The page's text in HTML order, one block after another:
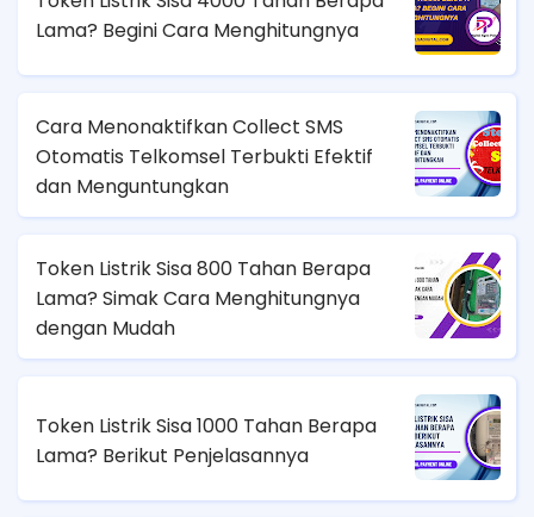
Lama? Begini Cara Menghitungnya
Cara Menonaktifkan Collect SMS
Otomatis Telkomsel Terbukti Efektif
dan Menguntungkan
Token Listrik Sisa 800 Tahan Berapa
Lama? Simak Cara Menghitungnya
dengan Mudah
Token Listrik Sisa 1000 Tahan Berapa
Lama? Berikut Penjelasannya